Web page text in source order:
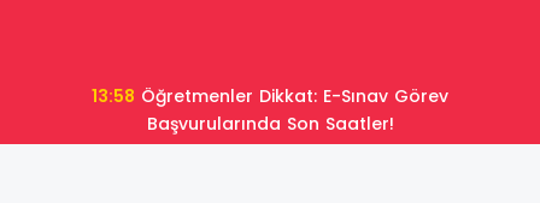
Öğretmenlerin 2026 yılı yaz tatili il içi mazerete
bağlı atama sonuçları açıklandı